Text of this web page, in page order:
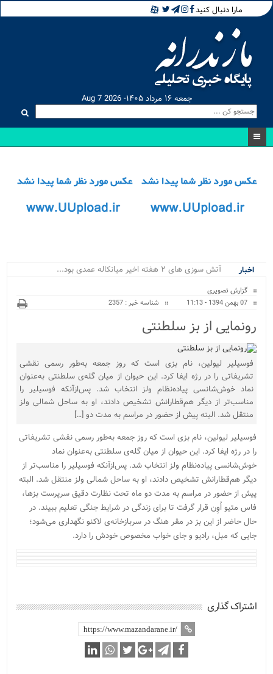
مارا دنبال کنید
جمعه ۱۶ مرداد ۱۴۰۵- Aug 7 2026
اخبار
آتش‌ سوزی‌ های ۲ هفته اخیر میانکاله عمدی بود...
گزارش تصویری
07 بهمن 1394 - 11:13
شناسه خبر : 2357
رونمایی از بز سلطنتی
فوسیلیر لیولین، نام بزی است که روز جمعه به‌طور رسمی نقشی
تشریفاتی را در رژه ایفا کرد. این حیوان از میان گله‌ی سلطنتی به‌عنوان
نماد خوش‌شانسی پیاده‌نظام ولز انتخاب شد. پس‌ازآنکه فوسیلیر را
مناسب‌تر از دیگر هم‌قطارانش تشخیص دادند، او به ساحل شمالی ولز
منتقل شد. البته پیش از حضور در مراسم به مدت دو […]
فوسیلیر لیولین، نام بزی است که روز جمعه به‌طور رسمی نقشی تشریفاتی
را در رژه ایفا کرد. این حیوان از میان گله‌ی سلطنتی به‌عنوان نماد
خوش‌شانسی پیاده‌نظام ولز انتخاب شد. پس‌ازآنکه فوسیلیر را مناسب‌تر از
دیگر هم‌قطارانش تشخیص دادند، او به ساحل شمالی ولز منتقل شد. البته
پیش از حضور در مراسم به مدت دو ماه تحت نظارت دقیق سرپرست بزها،
فاس متیو اُوِن قرار گرفت تا برای زندگی در شرایط جنگی تعلیم ببیند. در
حال حاضر از این بز در مقر هنگ در سربازخانه‌ی لاکنو نگهداری می‌شود؛
جایی که مبل، رادیو و جای خواب مخصوص خودش را دارد.
اشتراک گذاری